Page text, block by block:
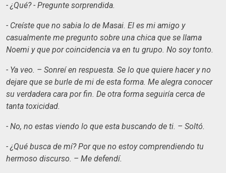
- ¿Qué? - Pregunte sorprendida.
- Creíste que no sabia lo de Masai. El es mi amigo y
casualmente me pregunto sobre una chica que se llama
Noemi y que por coincidencia va en tu grupo. No soy tonto.
- Ya veo. – Sonreí en respuesta. Se lo que quiere hacer y no
dejare que se burle de mi de esta forma. Me alegra conocer
su verdadera cara por fin. De otra forma seguiría cerca de
tanta toxicidad.
- No, no estas viendo lo que esta buscando de ti. – Soltó.
- ¿Qué busca de mí? Por que no estoy comprendiendo tu
hermoso discurso. – Me defendí.